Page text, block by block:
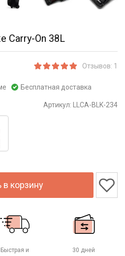
Carry-On 38L
Отзывов: 1
Бесплатная доставка
Артикул: LLCA-BLK-234
в корзину
Быстрая и
30 дней